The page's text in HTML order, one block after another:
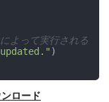
って実行される
)
ロード